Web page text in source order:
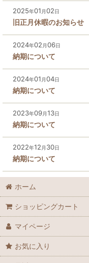
2025年01 月02日
旧正月休暇のお知らせ
2024年02 月06日
納期について
2024年01 月04日
納期について
2023年09月13日
納期について
2022年12 月 30日
納期について
ホーム
ショッピングカート
マイページ
お気に入り